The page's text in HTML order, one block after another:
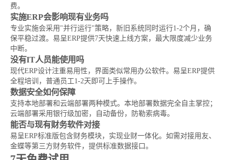
费。
实施ERP会影响现有业务吗
专业实施会采用"并行运行"策略，新旧系统同时运行1-2个月，确
保平稳过渡。易呈ERP提供7天快速上线方案，最大限度减少业务
中断。
没有IT人员能使用吗
现代ERP设计注重易用性，界面类似常用办公软件。易呈ERP提供
全程培训，普通员工1-2天即可上手操作。
数据安全如何保障
支持本地部署和云端部署两种模式。本地部署数据完全自主掌控；
云端部署采用银行级加密，自动备份，防勒索病毒。
能否与现有财务软件对接
易呈ERP标准版包含财务模块，实现业财一体化。如需对接用友、
金蝶等第三方财务软件，提供标准数据接口。